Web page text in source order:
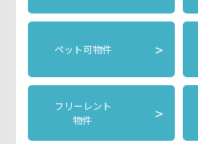
ペット可物件 >
フリーレント
物件
>